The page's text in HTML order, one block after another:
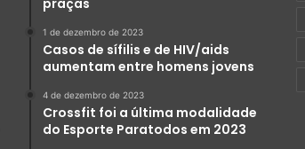
praças
1 de dezembro de 2023
Casos de sífilis e de HIV/aids
aumentam entre homens jovens
4 de dezembro de 2023
Crossfit foi a última modalidade
do Esporte Paratodos em 2023